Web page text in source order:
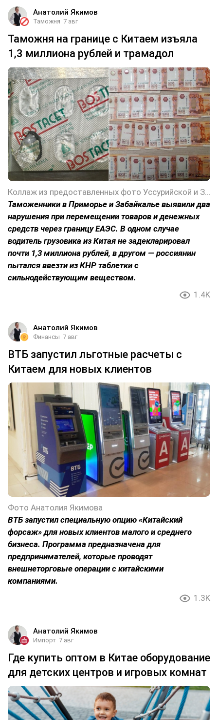
Анатолий Якимов
Таможня 7 авг
Таможня на границе с Китаем изъяла
1,3 миллиона рублей и трамадол
Таможенники в Приморье и Забайкалье выявили два
нарушения при перемещении товаров и денежных
средств через границу ЕАЭС. В одном случае
водитель грузовика из Китая не задекларировал
почти 1,3 миллиона рублей, в другом — россиянин
пытался ввезти из КНР таблетки с
сильнодействующим веществом.
1.4K
Анатолий Якимов
Финансы 7 авг
ВТБ запустил льготные расчеты с
Китаем для новых клиентов
Фото Анатолия Якимова
ВТБ запустил специальную опцию «Китайский
форсаж» для новых клиентов малого и среднего
бизнеса. Программа предназначена для
предпринимателей, которые проводят
внешнеторговые операции с китайскими
компаниями.
1.3K
Анатолий Якимов
Импорт 7 авг
Где купить оптом в Китае оборудование
для детских центров и игровых комнат